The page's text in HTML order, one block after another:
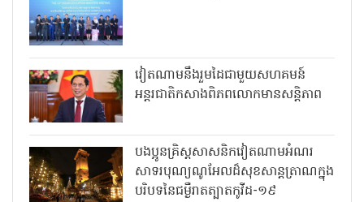
វៀតណាមនឹងរួមដៃជាមួយសហគមន៍
អន្តរជាតិកសាងពិភពលោកមានសន្តិភាព
បងប្អូនគ្រិស្តសាសនិកវៀតណាមអំណរ
សាទរបុណ្យណូអែលដ៏សុខសាន្តត្រាណក្នុង
បរិបទនៃជម្ងឺរាតត្បាតកូវីដ-១៩